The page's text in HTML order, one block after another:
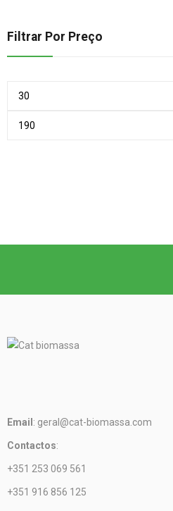
Filtrar Por Preço
Email : geral@cat-biomassa.com
Contactos:
+351 253 069 561
+351 916 856 125